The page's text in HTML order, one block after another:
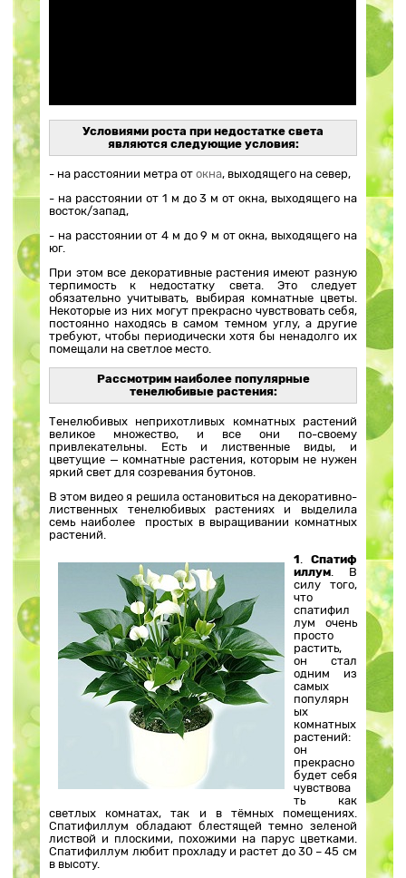
Условиями роста при недостатке света
являются следующие условия:
- на расстоянии метра отокна, выходящего на север,
- на расстоянии от 1 м до 3 м от окна, выходящего на
восток/запад,
- на расстоянии от 4 м до 9 м от окна, выходящего на
юг.
При этом все декоративные растения имеют разную
терпимость к недостатку света. Это следует
обязательно учитывать, выбирая комнатные цветы.
Некоторые из них могут прекрасно чувствовать себя,
постоянно находясь в самом темном углу, а другие
требуют, чтобы периодически хотя бы ненадолго их
помещали на светлое место.
Рассмотрим наиболее популярные
тенелюбивые растения:
Тенелюбивых неприхотливых комнатных растений
великое множество, и все они по-своему
привлекательны. Есть и лиственные виды, и
цветущие — комнатные растения, которым не нужен
яркий свет для созревания бутонов.
В этом видео я решила остановиться на декоративно-
лиственных тенелюбивых растениях и выделила
семь наиболее простых в выращивании комнатных
растений.
1
Спатиф
иллум . В
силу того,
что
спатифил
лум очень
просто
растить,
он стал
одним из
самых
популярн
ых
комнатных
растений:
он
прекрасно
будет себя
чувствова
ть как
светлых комнатах, так и в тёмных помещениях.
Спатифиллум обладают блестящей темно зеленой
листвой и плоскими, похожими на парус цветками.
Спатифиллум любит прохладу и растет до 30 – 45 см
в высоту.